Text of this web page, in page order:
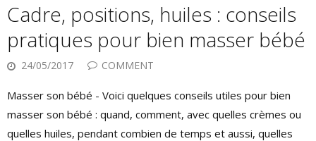
Cadre, positions, huiles : conseils
pratiques pour bien masser bébé
24/05/2017 COMMENT
Masser son bébé - Voici quelques conseils utiles pour bien
masser son bébé : quand, comment, avec quelles crèmes ou
quelles huiles, pendant combien de temps et aussi, quelles